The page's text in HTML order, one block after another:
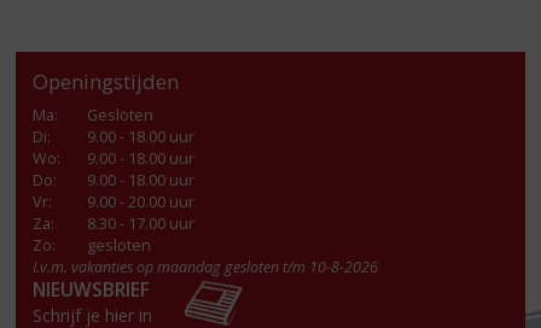
Openingstijden
Ma:
Gesloten
Di:
9.00 - 18.00 uur
Wo:
9.00 - 18.00 uur
Do:
9.00 - 18.00 uur
Vr:
9.00 - 20.00 uur
Za:
8.30 - 17.00 uur
Zo:
gesloten
I.v.m. vakanties op maandag gesloten t/m 10-8-2026
NIEUWSBRIEF
Schrijf je hier in